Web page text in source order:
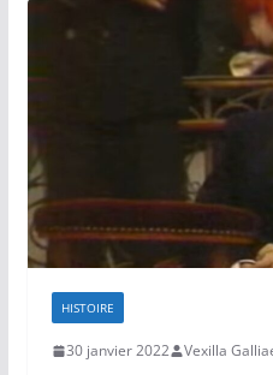
HISTOIRE
30 janvier 2022 Vexilla